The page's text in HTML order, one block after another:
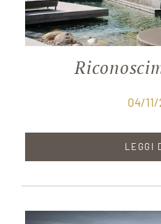
04/
LEGGI